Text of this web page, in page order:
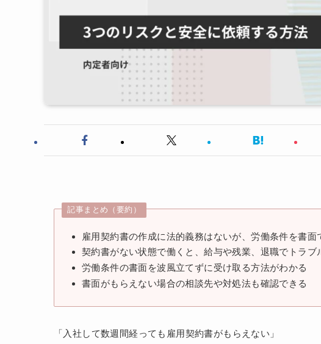
記事まとめ（要約）
雇用契約書の作成に法的義務はないが、労働条件を書面
契約書がない状態で働くと、給与や残業、退職でトラブ
労働条件の書面を波風立てずに受け取る方法がわかる
書面がもらえない場合の相談先や対処法も確認できる
「入社して数週間経っても雇用契約書がもらえない」